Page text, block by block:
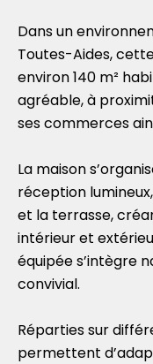
Dans un
Toutes-Aides,
environ 140 m²
agréable, à
ses commerces
La maison
réception
et la terrasse,
intérieur et
équipée s’intègre
convivial.
Réparties sur
permettent